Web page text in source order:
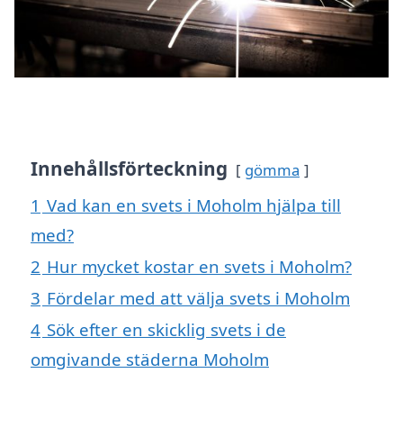
Innehållsförteckning gömma
1 Vad kan en svets i Moholm hjälpa till
med?
2 Hur mycket kostar en svets i Moholm?
3 Fördelar med att välja svets i Moholm
4 Sök efter en skicklig svets i de
omgivande städerna Moholm